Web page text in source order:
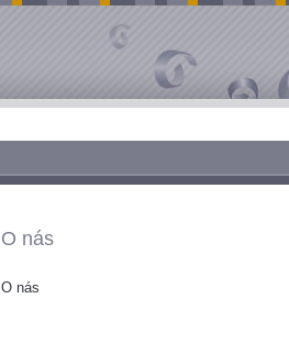
O nás
O nás